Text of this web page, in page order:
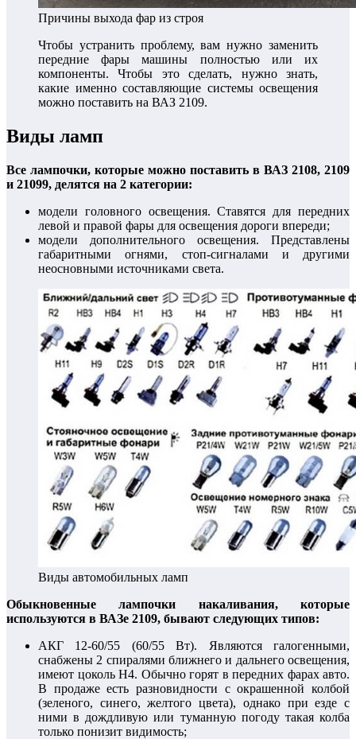
Причины выхода фар из строя
Чтобы устранить проблему, вам нужно заменить
передние фары машины полностью или их
компоненты. Чтобы это сделать, нужно знать,
какие именно составляющие системы освещения
можно поставить на ВАЗ 2109.
Виды ламп
Все лампочки, которые можно поставить в ВАЗ 2108, 2109
и 21099, делятся на 2 категории:
модели головного освещения. Ставятся для передних
левой и правой фары для освещения дороги впереди;
модели дополнительного освещения. Представлены
габаритными огнями, стоп-сигналами и другими
неосновными источниками света.
Виды автомобильных ламп
Обыкновенные лампочки накаливания, которые
используются в ВАЗе 2109, бывают следующих типов:
АКГ 12-60/55 (60/55 Вт). Являются галогенными,
снабжены 2 спиралями ближнего и дальнего освещения,
имеют цоколь Н4. Обычно горят в передних фарах авто.
В продаже есть разновидности с окрашенной колбой
(зеленого, синего, желтого цвета), однако при езде с
ними в дождливую или туманную погоду такая колба
только понизит видимость;